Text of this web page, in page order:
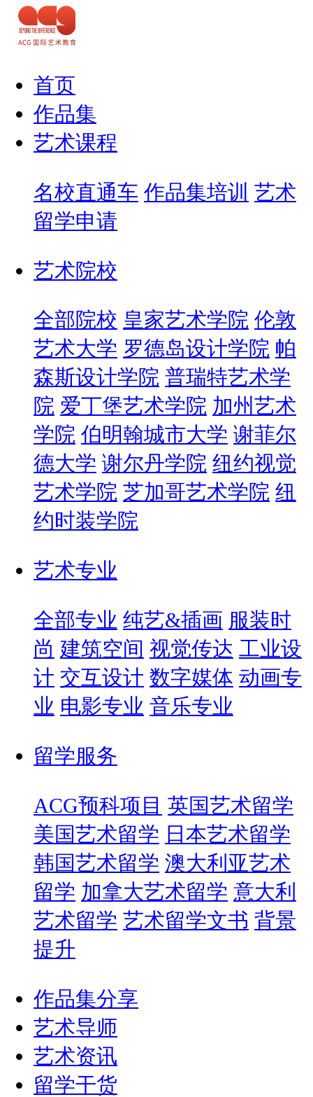
首页
作品集
艺术课程
名校直通车 作品集培训 艺术
留学申请
艺术院校
全部院校 皇家艺术学院 伦敦
艺术大学 罗德岛设计学院 帕
森斯设计学院 普瑞特艺术学
院 爱丁堡艺术学院 加州艺术
学院 伯明翰城市大学 谢菲尔
德大学 谢尔丹学院 纽约视觉
艺术学院 芝加哥艺术学院 纽
约时装学院
艺术专业
全部专业 纯艺&插画 服装时
尚 建筑空间 视觉传达 工业设
计 交互设计 数字媒体 动画专
业 电影专业 音乐专业
留学服务
ACG预科项目 英国艺术留学
美国艺术留学 日本艺术留学
韩国艺术留学 澳大利亚艺术
留学 加拿大艺术留学 意大利
艺术留学 艺术留学文书 背景
提升
作品集分享
艺术导师
艺术资讯
留学干货